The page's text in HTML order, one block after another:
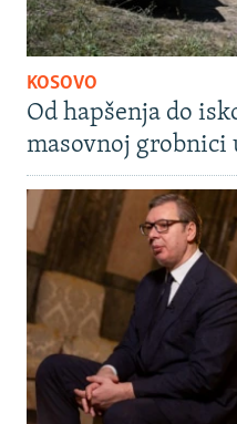
KOSOVO
Od hapšenja do
masovnoj grobnici